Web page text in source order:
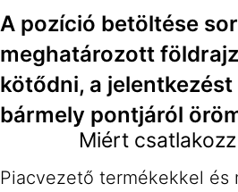
A pozíció betöltése
meghatározott
kötődni, a jelentkezést
bármely pontjáról
Miért
Piacvezető termékekkel és